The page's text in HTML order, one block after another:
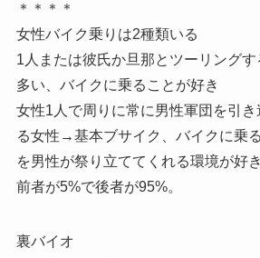
＊＊＊＊
女性バイク乗りは2種類いる
1人または彼氏か旦那とツーリング
多い、バイクに乗ることが好き
女性1人で周りに常に男性軍団を引
る女性→基本ブサイク、バイクに乗
を男性が祭り立ててくれる環境が好き
前者が5%で後者が95%。
裏バイオ